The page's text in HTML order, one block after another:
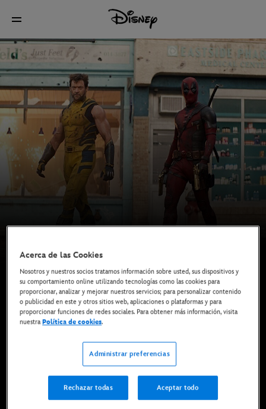
Ya disponible en Disney+*, DVD, Blu-ray y compra
DISFRÚTALA EN DISNEY+
COMPRAR LA PELÍCULA
Acerca de las Cookies
Nosotros y nuestros socios tratamos información sobre usted, sus dispositivos y
su comportamiento online utilizando tecnologías como las cookies para
proporcionar, analizar y mejorar nuestros servicios; para personalizar contenido
o publicidad en este y otros sitios web, aplicaciones o plataformas y para
proporcionar funciones de redes sociales. Para obtener más información, visita
nuestraPolítica de cookies.
Administrar preferencias
Rechazar todas Aceptar todo